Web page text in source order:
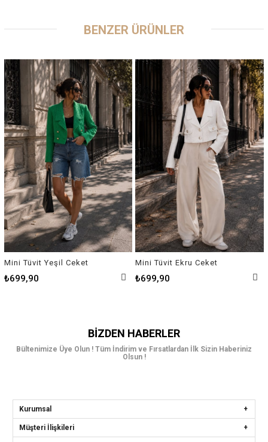
BENZER ÜRÜNLER
Mini Tüvit Yeşil Ceket
₺699,90
Mini Tüvit Ekru Ceket
₺699,90
BIZDEN HABERLER
Bültenimize Üye Olun ! Tüm İndirim ve Fırsatlardan İlk Sizin Haberiniz
Olsun !
Kurumsal
Müşteri İlişkileri